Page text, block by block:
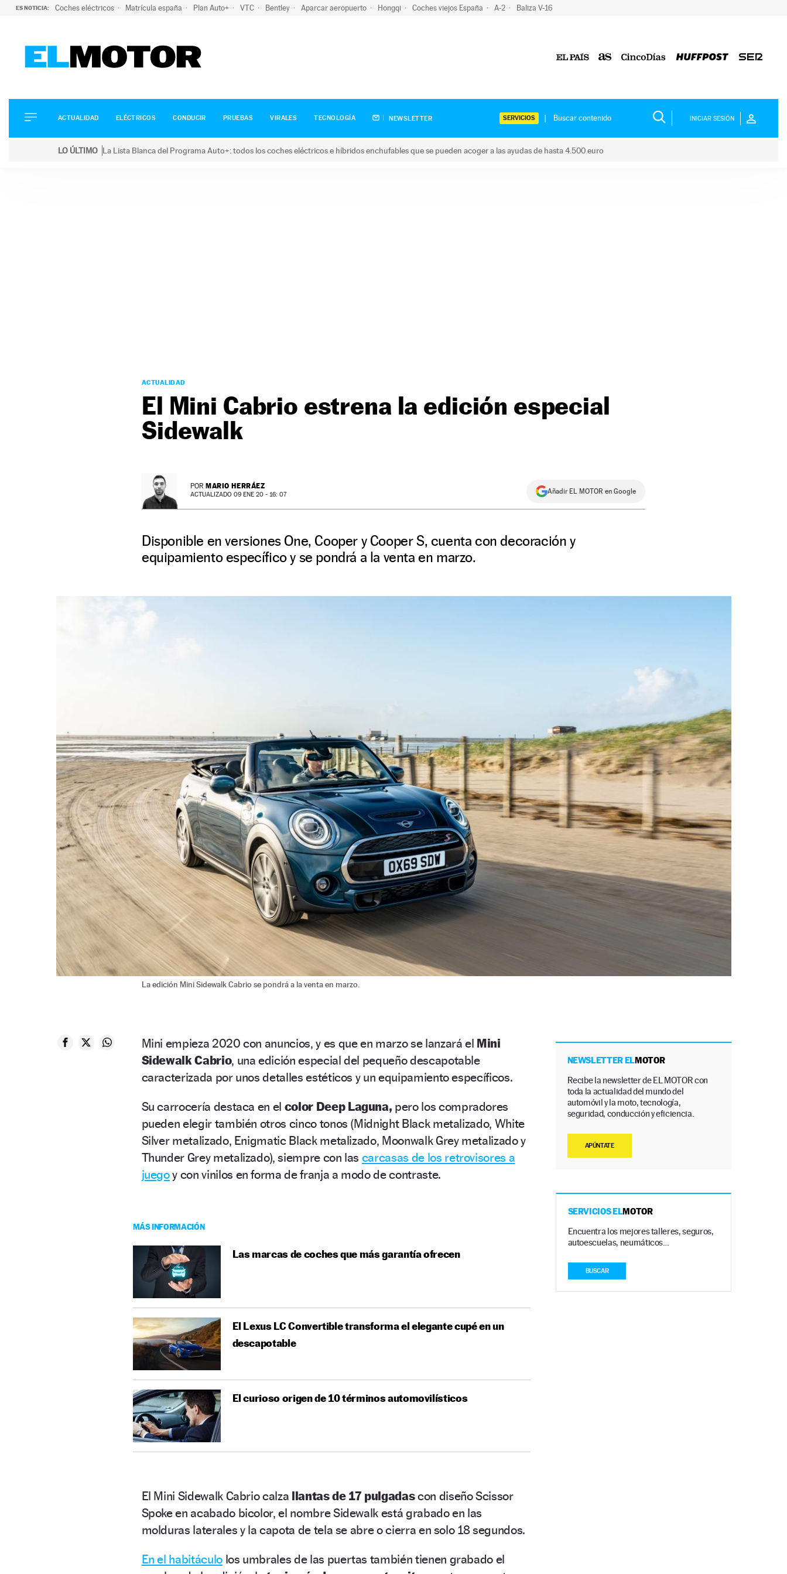
ES NOTICIA: Coches eléctricos Matrícula españa Plan Auto+ VTC Bentley Aparcar aeropuerto Hongqi Coches viejos España A-2 Baliza V-16
ELÉCTRICOS
CONDUCIR
ACTUALIDAD ELÉCTRICOS CONDUCIR PRUEBAS VIRALES TECNOLOGÍA NEWSLETTER SERVICIOS INICIAR SESIÓN
LO ÚLTIMO La Lista Blanca del Programa Auto+: todos los coches eléctricos e híbridos enchufables que se pueden acoger a las ayudas de hasta 4.500 euro
ACTUALIDAD
El Mini Cabrio estrena la edición especial
Sidewalk
POR MARIO HERRÁEZ
ACTUALIZADO 09 ENE 20 - 16: 07 Añadir EL MOTOR en Google
Disponible en versiones One, Cooper y Cooper S, cuenta con decoración y
equipamiento específico y se pondrá a la venta en marzo.
La edición Mini Sidewalk Cabrio se pondrá a la venta en marzo.
Mini empieza 2020 con anuncios, y es que en marzo se lanzará el Mini
Sidewalk Cabrio, una edición especial del pequeño descapotable
caracterizada por unos detalles estéticos y un equipamiento específicos.
Su carrocería destaca en el color Deep Laguna, pero los compradores
pueden elegir también otros cinco tonos (Midnight Black metalizado, White
Silver metalizado, Enigmatic Black metalizado, Moonwalk Grey metalizado y
Thunder Grey metalizado), siempre con las carcasas de los retrovisores a
juegoy con vinilos en forma de franja a modo de contraste.
MÁS INFORMACIÓN
Las marcas de coches que más garantía ofrecen
El Lexus LC Convertible transforma el elegante cupé en un
descapotable
El curioso origen de 10 términos automovilísticos
El Mini Sidewalk Cabrio calza llantas de 17 pulgadascon diseño Scissor
Spoke en acabado bicolor, el nombre Sidewalk está grabado en las
molduras laterales y la capota de tela se abre o cierra en solo 18 segundos.
En el habitáculolos umbrales de las puertas también tienen grabado el
NEWSLETTER ELMOTOR
Recibe la newsletter de EL MOTOR con
toda la actualidad del mundo del
automóvil y la moto, tecnología,
seguridad, conducción y eficiencia.
APÚNTATE
SERVICIOS ELMOTOR
Encuentra los mejores talleres, seguros,
autoescuelas, neumáticos…
BUSCAR